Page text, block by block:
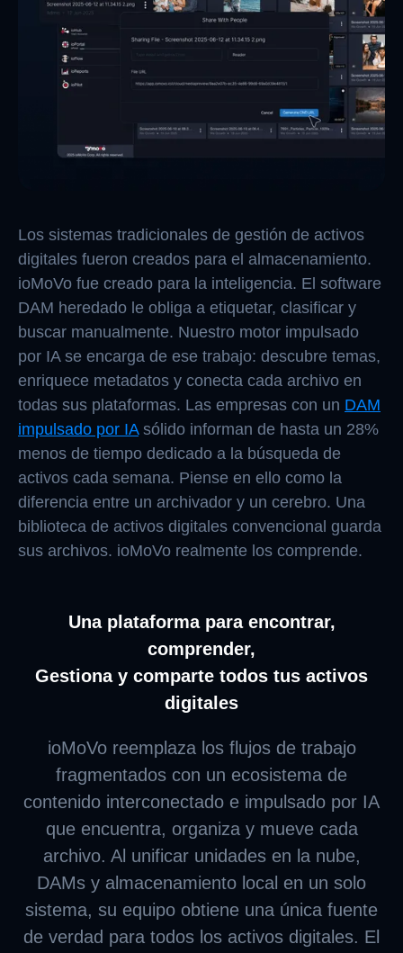
Los sistemas tradicionales de gestión de activos
digitales fueron creados para el almacenamiento.
ioMoVo fue creado para la inteligencia. El software
DAM heredado le obliga a etiquetar, clasificar y
buscar manualmente. Nuestro motor impulsado
por IA se encarga de ese trabajo: descubre temas,
enriquece metadatos y conecta cada archivo en
todas sus plataformas. Las empresas con un DAM
impulsado por IAsólido informan de hasta un 28%
menos de tiempo dedicado a la búsqueda de
activos cada semana. Piense en ello como la
diferencia entre un archivador y un cerebro. Una
biblioteca de activos digitales convencional guarda
sus archivos. ioMoVo realmente los comprende.
Una plataforma para encontrar,
comprender,
Gestiona y comparte todos tus activos
digitales
ioMoVo reemplaza los flujos de trabajo
fragmentados con un ecosistema de
contenido interconectado e impulsado por IA
que encuentra, organiza y mueve cada
archivo. Al unificar unidades en la nube,
DAMs y almacenamiento local en un solo
sistema, su equipo obtiene una única fuente
de verdad para todos los activos digitales. El